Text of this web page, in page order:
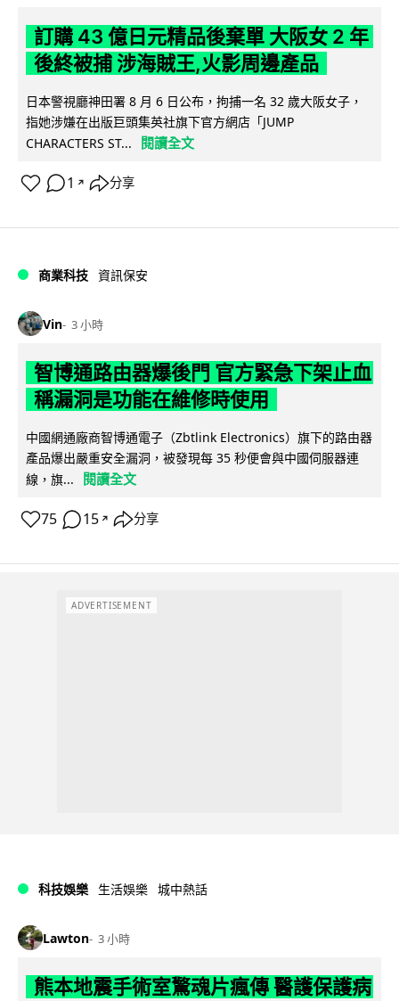
訂購 43 億日元精品後棄單 大阪女 2 年
後終被捕 涉海賊王,火影周邊產品
日本警視廳神田署 8 月 6 日公布，拘捕一名 32 歲大阪女子，
指她涉嫌在出版巨頭集英社旗下官方網店「JUMP
CHARACTERS ST...
閱讀全文
1 ↗ 分享
商業科技 資訊保安
Vin 3 小時
智博通路由器爆後門 官方緊急下架止血
稱漏洞是功能在維修時使用
中國網通廠商智博通電子（Zbtlink Electronics）旗下的路由器
產品爆出嚴重安全漏洞，被發現每 35 秒便會與中國伺服器連
線，旗...
閱讀全文
75 15 ↗ 分享
ADVERTISEMENT
科技娛樂 生活娛樂 城中熱話
Lawton 3 小時
熊本地震手術室驚魂片瘋傳 醫護保護病